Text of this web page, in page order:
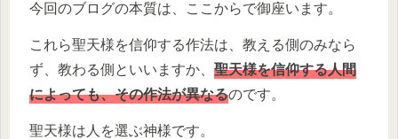
今回のブログの本質は、ここからで御座います。
これら聖天様を信仰する作法は、教える側のみなら
ず、教わる側といいますか、 聖天様を信仰する人間
によっても、その作法が異なるのです。
聖天様は人を選ぶ神様です。